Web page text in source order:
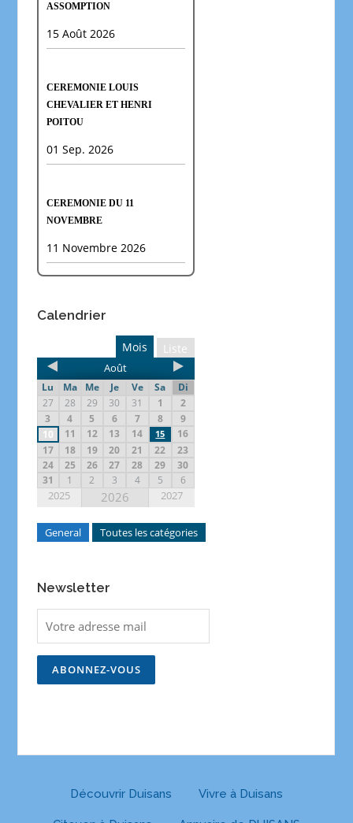
ASSOMPTION
15 Août 2026
CEREMONIE LOUIS
CHEVALIER ET HENRI
POITOU
01 Sep. 2026
CEREMONIE DU 11
NOVEMBRE
11 Novembre 2026
Calendrier
Liste
Mois
Août
Lu Ma Me Je Ve Sa
Di
27
28 29 30 31 1
2
3
4 5 6 7 8
9
10
11 12 13 14 15
16
17
18 19 20 21 22
23
24
25 26 27 28 29
30
31
1 2 3 4 5 6
2025 2026 2027
General Toutes les catégories
Newsletter
Découvrir Duisans Vivre à Duisans